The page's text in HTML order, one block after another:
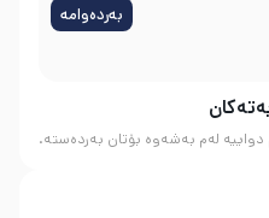
دواییە لەم بەشەوە بۆتان بەردەستە.
بەردەوامە